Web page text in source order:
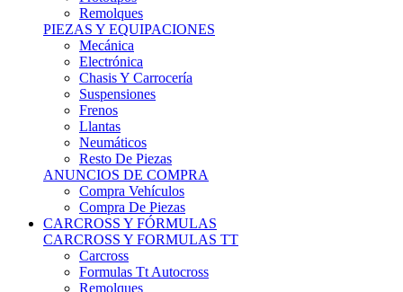
Remolques
PIEZAS Y EQUIPACIONES
Mecánica
Electrónica
Chasis Y Carrocería
Suspensiones
Frenos
Llantas
Neumáticos
Resto De Piezas
ANUNCIOS DE COMPRA
Compra Vehículos
Compra De Piezas
CARCROSS Y FÓRMULAS
CARCROSS Y FORMULAS TT
Carcross
Formulas Tt Autocross
Remolques